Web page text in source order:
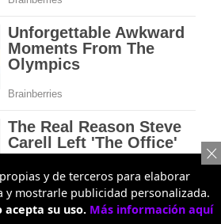
y de terceros para elaborar
y mostrarle publicidad personalizada.
acepta su uso. Más información aquí